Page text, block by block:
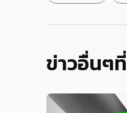
ข่าวอื่นๆ